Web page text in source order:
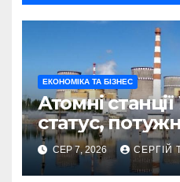
ЕКОНОМІКА ТА БІЗНЕС
Атомні
статус,
2026
СЕР 7, 2026 СЕРГІЙ